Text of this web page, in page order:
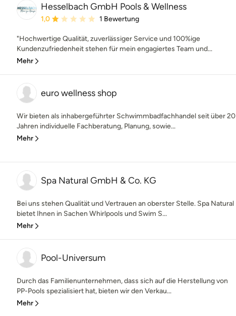
Hesselbach GmbH Pools & Wellness
Durchschnittliche Bewertung: 1 von 5 Sternen
1,0 1 Bewertung
"Hochwertige Qualität, zuverlässiger Service und 100%ige
Kundenzufriedenheit stehen für mein engagiertes Team und...
Mehr
euro wellness shop
Wir bieten als inhabergeführter Schwimmbadfachhandel seit über 20
Jahren individuelle Fachberatung, Planung, sowie...
Mehr
Spa Natural GmbH & Co. KG
Bei uns stehen Qualität und Vertrauen an oberster Stelle. Spa Natural
bietet Ihnen in Sachen Whirlpools und Swim S...
Mehr
Pool-Universum
Durch das Familienunternehmen, dass sich auf die Herstellung von
PP-Pools spezialisiert hat, bieten wir den Verkau...
Mehr